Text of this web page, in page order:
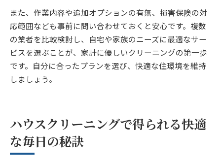
また、作業内容や追加オプションの有無、損害保険の対
応範囲なども事前に問い合わせておくと安心です。複数
の業者を比較検討し、自宅や家族のニーズに最適なサー
ビスを選ぶことが、家計に優しいクリーニングの第一歩
です。自分に合ったプランを選び、快適な住環境を維持
しましょう。
ハウスクリーニングで得られる快適
な毎日の秘訣